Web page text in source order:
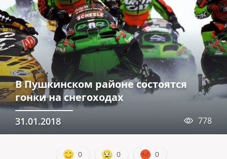
В Пушкинском районе состоятся
гонки на снегоходах
31.01.2018 778
0 0 0